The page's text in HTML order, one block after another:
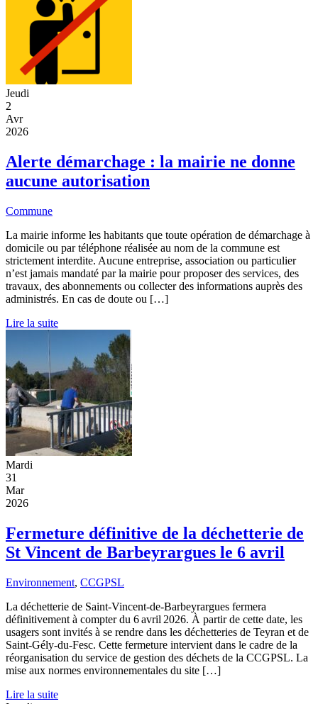
Jeudi
2
Avr
2026
Alerte démarchage : la mairie ne donne
aucune autorisation
Commune
La mairie informe les habitants que toute opération de démarchage à
domicile ou par téléphone réalisée au nom de la commune est
strictement interdite. Aucune entreprise, association ou particulier
n’est jamais mandaté par la mairie pour proposer des services, des
travaux, des abonnements ou collecter des informations auprès des
administrés. En cas de doute ou […]
Lire la suite
Mardi
31
Mar
2026
Fermeture définitive de la déchetterie de
St Vincent de Barbeyrargues le 6 avril
Environnement, CCGPSL
La déchetterie de Saint-Vincent-de-Barbeyrargues fermera
définitivement à compter du 6 avril 2026. À partir de cette date, les
usagers sont invités à se rendre dans les déchetteries de Teyran et de
Saint-Gély-du-Fesc. Cette fermeture intervient dans le cadre de la
réorganisation du service de gestion des déchets de la CCGPSL. La
mise aux normes environnementales du site […]
Lire la suite